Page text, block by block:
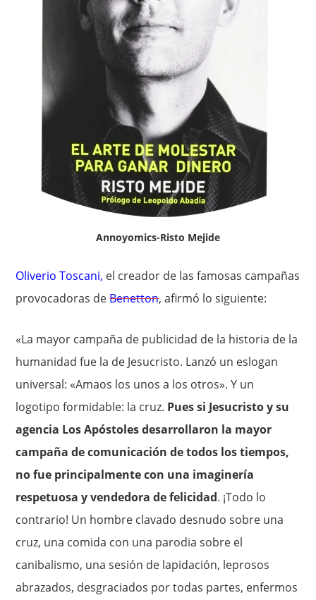
Annoyomics-Risto Mejide
Oliverio Toscani, el creador de las famosas campañas
provocadoras deBenetton, afirmó lo siguiente:
«La mayor campaña de publicidad de la historia de la
humanidad fue la de Jesucristo. Lanzó un eslogan
universal: «Amaos los unos a los otros». Y un
logotipo formidable: la cruz. Pues si Jesucristo y su
agencia Los Apóstoles desarrollaron la mayor
campaña de comunicación de todos los tiempos,
no fue principalmente con una imaginería
respetuosa y vendedora de felicidad. ¡Todo lo
contrario! Un hombre clavado desnudo sobre una
cruz, una comida con una parodia sobre el
canibalismo, una sesión de lapidación, leprosos
abrazados, desgraciados por todas partes, enfermos